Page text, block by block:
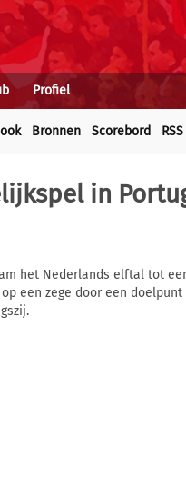
Profiel
Bronnen Scorebord
in
het Nederlands elftal tot
een zege door een doelpunt